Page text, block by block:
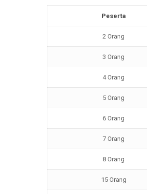
Peserta
2 Orang
3 Orang
4 Orang
5 Orang
6 Orang
7 Orang
8 Orang
15 Orang